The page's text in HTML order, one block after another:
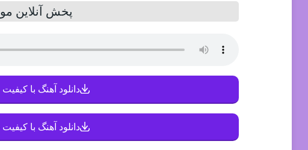
پخش آنلاین
دانلود آهنگ با کیفیت
دانلود آهنگ با کیفیت